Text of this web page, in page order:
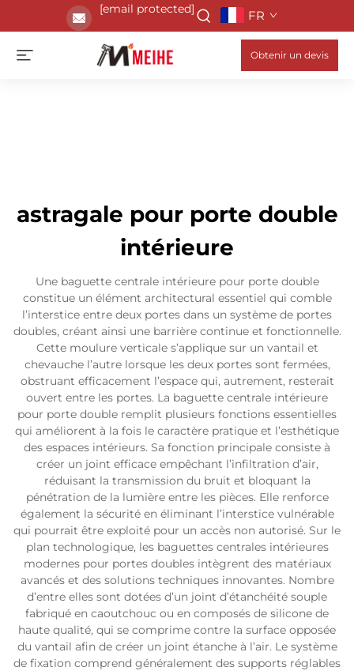
[email protected] FR
Obtenir un devis
astragale pour porte double
intérieure
Une baguette centrale intérieure pour porte double
constitue un élément architectural essentiel qui comble
l’interstice entre deux portes dans un système de portes
doubles, créant ainsi une barrière continue et fonctionnelle.
Cette moulure verticale s’applique sur un vantail et
chevauche l’autre lorsque les deux portes sont fermées,
obstruant efficacement l’espace qui, autrement, resterait
ouvert entre les portes. La baguette centrale intérieure
pour porte double remplit plusieurs fonctions essentielles
qui améliorent à la fois le caractère pratique et l’esthétique
des espaces intérieurs. Sa fonction principale consiste à
créer un joint efficace empêchant l’infiltration d’air,
réduisant la transmission du bruit et bloquant la
pénétration de la lumière entre les pièces. Elle renforce
également la sécurité en éliminant l’interstice vulnérable
qui pourrait être exploité pour un accès non autorisé. Sur le
plan technologique, les baguettes centrales intérieures
modernes pour portes doubles intègrent des matériaux
avancés et des solutions techniques innovantes. Nombre
d’entre elles sont dotées d’un joint d’étanchéité souple
fabriqué en caoutchouc ou en composés de silicone de
haute qualité, qui se comprime contre la surface opposée
du vantail afin de créer un joint étanche à l’air. Le système
de fixation comprend généralement des supports réglables